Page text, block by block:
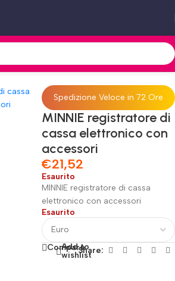
di cassa elettronico con accessori
Spedizione Veloce in 72 Ore
MINNIE registratore di
cassa elettronico con
accessori
€21,52
Esaurito
MINNIE registratore di cassa
elettronico con accessori
Esaurito
Compare
Add to
wishlistShare: